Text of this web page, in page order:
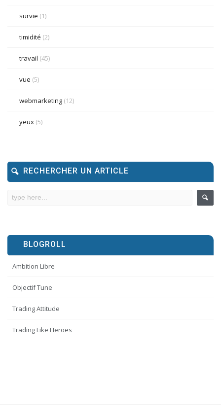
survie (1)
timidité (2)
travail (45)
vue (5)
webmarketing (12)
yeux (5)
RECHERCHER UN ARTICLE
BLOGROLL
Ambition Libre
Objectif Tune
Trading Attitude
Trading Like Heroes